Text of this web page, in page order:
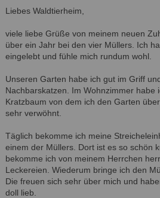
Liebes Waldtierheim,
viele liebe Grüße von meinem neuen
über ein Jahr bei den vier Müllers. Ich
eingelebt und fühle mich rundum wohl.
Unseren Garten habe ich gut im Griff
Nachbarskatzen. Im Wohnzimmer habe
Kratzbaum von dem ich den Garten
sehr verwöhnt.
Täglich bekomme ich meine
einem der Müllers. Dort ist es so schön
bekomme ich von meinem Herrchen
Leckereien. Wiederum bringe ich den
Die freuen sich sehr über mich und
doll lieb.